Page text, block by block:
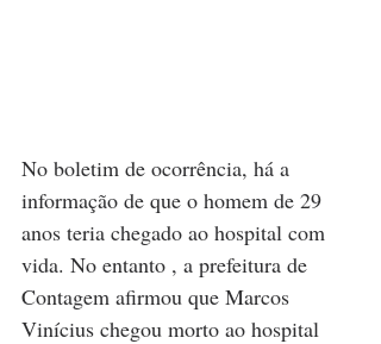
No boletim de ocorrência, há a
informação de que o homem de 29
anos teria chegado ao hospital com
vida. No entanto , a prefeitura de
Contagem afirmou que Marcos
Vinícius chegou morto ao hospital